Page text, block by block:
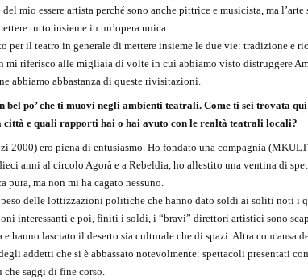
mio essere artista perché sono anche pittrice e musicista, ma l’arte
tutto insieme in un’opera unica.
per il teatro in generale di mettere insieme le due vie: tradizione e
mi riferisco alle migliaia di volte in cui abbiamo visto distruggere
abbiamo abbastanza di queste rivisitazioni.
bel po’ che ti muovi negli ambienti teatrali. Come ti sei trovata qui
città e quali rapporti hai o hai avuto con le realtà teatrali locali?
2000) ero piena di entusiasmo. Ho fondato una compagnia
anni al circolo Agorà e a Rebeldia, ho allestito una ventina di
ma non mi ha cagato nessuno.
peso delle lottizzazioni politiche che hanno dato soldi ai soliti noti i
interessanti e poi, finiti i soldi, i “bravi” direttori artistici sono
hanno lasciato il deserto sia culturale che di spazi. Altra concausa
addetti che si è abbassato notevolmente: spettacoli presentati
saggi di fine corso.